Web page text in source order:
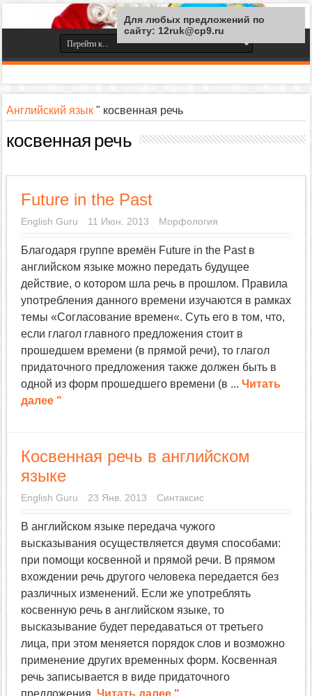
Английский язык " косвенная речь
косвенная речь
Future in the Past
English Guru 11 Июн. 2013 Морфология
Благодаря группе времён Future in the Past в
английском языке можно передать будущее
действие, о котором шла речь в прошлом. Правила
употребления данного времени изучаются в рамках
темы «Согласование времен«. Суть его в том, что,
если глагол главного предложения стоит в
прошедшем времени (в прямой речи), то глагол
придаточного предложения также должен быть в
одной из форм прошедшего времени (в ... Читать
далее "
Косвенная речь в английском
языке
English Guru 23 Янв. 2013 Синтаксис
В английском языке передача чужого
высказывания осуществляется двумя способами:
при помощи косвенной и прямой речи. В прямом
вхождении речь другого человека передается без
различных изменений. Если же употреблять
косвенную речь в английском языке, то
высказывание будет передаваться от третьего
лица, при этом меняется порядок слов и возможно
применение других временных форм. Косвенная
речь записывается в виде придаточного
предложения. Читать далее "
Для любых предложений по
сайту: 12ruk@cp9.ru